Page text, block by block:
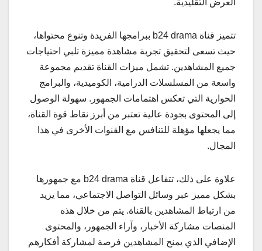
تتميز قناة b24 drama ببرامجها الفريدة وتنوع محتواها،
حيث تسعى لتحقيق تجربة مشاهدة مميزة تلبي احتياجات
جميع المشاهدين. تشمل ميزات القناة تقديم مجموعة
واسعة من المسلسلات الدرامية، الكوميدية، والبرامج
الحوارية التي تعكس اهتمامات الجمهور. سهولة الوصول
إلى المحتوى بجودة عالية تعتبر من أبرز نقاط قوة القناة،
مما يجعلها مؤهلة للتنافس مع القنوات الأخرى في هذا
المجال.
علاوة على ذلك، تتفاعل قناة b24 drama مع جمهورها
بشكل مميز عبر وسائل التواصل الاجتماعي، مما يزيد
من ارتباط المشاهدين بالقناة. يتم من خلال هذه
المنصات مشاركة الأخبار، وآراء الجمهور، والمحتوى
الإضافي الذي يمنح المشاهدين فرصة لمشاركة أفكارهم